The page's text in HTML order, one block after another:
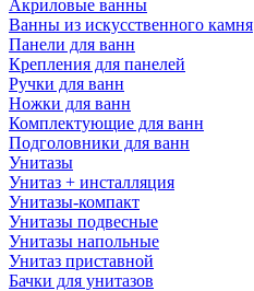
Акриловые ванны
Ванны из искусственного камня
Панели для ванн
Крепления для панелей
Ручки для ванн
Ножки для ванн
Комплектующие для ванн
Подголовники для ванн
Унитазы
Унитаз + инсталляция
Унитазы-компакт
Унитазы подвесные
Унитазы напольные
Унитаз приставной
Бачки для унитазов